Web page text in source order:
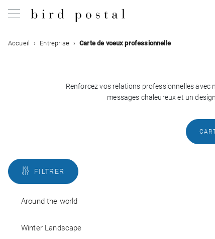
Mariage
Décès
Accueil Entreprise Carte de voeux professionnelle
Renforcez vos relations professionnelles
messages chaleureux et un
FILTRER
Around the world
Winter Landscape
Filtrer
Avec